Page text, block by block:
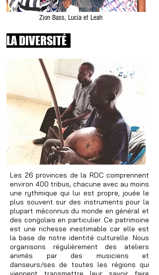
Zion Bass, Lucia et Leah
LA DIVERSITÉ
Les 26 provinces de la RDC comprennent
environ 400 tribus, chacune avec au moins
une rythmique qui lui est propre, jouée le
plus souvent sur des instruments pour la
plupart méconnus du monde en général et
des congolais en particulier. Ce patrimoine
est une richesse inestimable car elle est
la base de notre identité culturelle. Nous
organisons régulièrement des ateliers
animés par des musiciens et
danseurs/ses de toutes les régions qui